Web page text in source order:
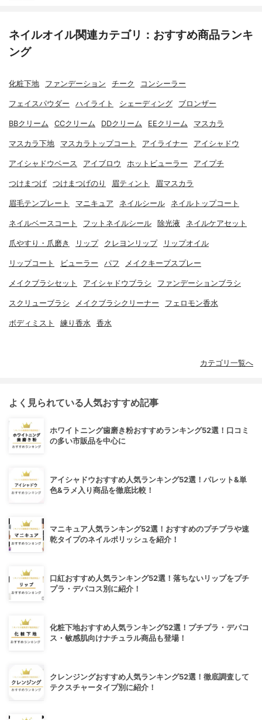
ネイルオイル関連カテゴリ：おすすめ商品ランキ
ング
化粧下地 ファンデーション チーク コンシーラー
フェイスパウダー ハイライト シェーディング ブロンザー
BBクリーム CCクリーム DDクリーム EEクリーム マスカラ
マスカラ下地 マスカラトップコート アイライナー アイシャドウ
アイシャドウベース アイブロウ ホットビューラー アイプチ
つけまつげ つけまつげのり 眉ティント 眉マスカラ
眉毛テンプレート マニキュア ネイルシール ネイルトップコート
ネイルベースコート フットネイルシール 除光液 ネイルケアセット
爪やすり・爪磨き リップ クレヨンリップ リップオイル
リップコート ビューラー パフ メイクキープスプレー
メイクブラシセット アイシャドウブラシ ファンデーションブラシ
スクリューブラシ メイクブラシクリーナー フェロモン香水
ボディミスト 練り香水 香水
カテゴリ一覧へ
よく見られている人気おすすめ記事
ホワイトニング歯磨き粉おすすめランキング52選！口コミ
の多い市販品を中心に
アイシャドウおすすめ人気ランキング52選！パレット&単
色&ラメ入り商品を徹底比較！
マニキュア人気ランキング52選！おすすめのプチプラや速
乾タイプのネイルポリッシュを紹介！
口紅おすすめ人気ランキング52選！落ちないリップをプチ
プラ・デパコス別に紹介！
化粧下地おすすめ人気ランキング52選！プチプラ・デパコ
ス・敏感肌向けナチュラル商品も登場！
クレンジングおすすめ人気ランキング52選！徹底調査して
テクスチャータイプ別に紹介！